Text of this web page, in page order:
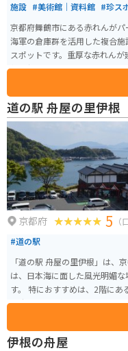
施設 #美術館｜資料館 #珍ス
京都府舞鶴市にある赤れんが
海軍の倉庫群を活用した複合
スポットです。重厚な赤れん
気に包まれ、映画やドラマの
フェや土産店、特産品コーナ
食事や買い物が楽しめます。 また、レンガの歴史を学べる展示やイベントス
ペース、遊覧船の発着所もあ
ならではの開放感ある景色も魅
で訪れる場合は有料駐車場が
して立ち寄れます。日本海側ツ
憩スポットとしておすすめです
道の駅 舟屋の里伊根
京都府 5 （
#道の駅
「道の駅 舟屋の里伊根」は、京都府
は、日本海に面した風光明媚
す。 特におすすめは、2階にあ
ぶ舟屋群を一望でき、その景色はまさに絶景
元でとれた新鮮な魚介類や農
ながら食事ができるレストラ
る施設や、遊覧船乗り場などもあ
伊根の舟屋